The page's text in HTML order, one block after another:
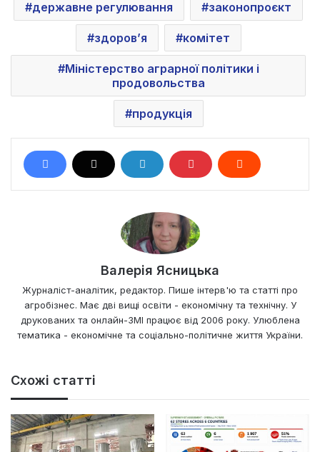
державне регулювання законопроєкт
здоров’я комітет
Міністерство аграрної політики і
продовольства
продукція
Валерія Ясницька
Журналіст-аналітик, редактор. Пише інтерв'ю та статті про
агробізнес. Має дві вищі освіти - економічну та технічну. У
друкованих та онлайн-ЗМІ працює від 2006 року. Улюблена
тематика - економічне та соціально-політичне життя України.
Схожі статті